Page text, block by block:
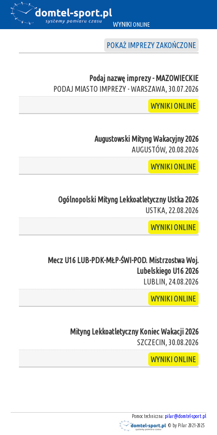
WYNIKI ONLINE
POKAŻ IMPREZY ZAKOŃCZONE
Podaj nazwę imprezy - MAZOWIECKIE
PODAJ MIASTO IMPREZY - WARSZAWA, 30.07.2026
WYNIKI ONLINE
Augustowski Mityng Wakacyjny 2026
AUGUSTÓW, 20.08.2026
WYNIKI ONLINE
Ogólnopolski Mityng Lekkoatletyczny Ustka 2026
USTKA, 22.08.2026
WYNIKI ONLINE
Mecz U16 LUB-PDK-MŁP-ŚWI-POD. Mistrzostwa Woj.
Lubelskiego U16 2026
LUBLIN, 24.08.2026
WYNIKI ONLINE
Mityng Lekkoatletyczny Koniec Wakacji 2026
SZCZECIN, 30.08.2026
WYNIKI ONLINE
Pomoc techniczna: pilar@domtel-sport.pl
© by Pilar 2021-2025